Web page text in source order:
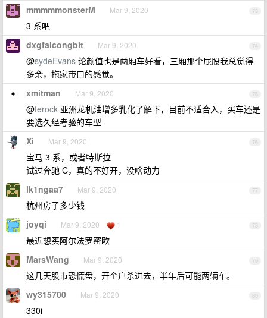
73
mmmmmonsterM Mar 9, 2020
3 系吧
74
dxgfalcongbit Mar 9, 2020
@sydeEvans 论颜值也是两厢车好看，三厢那个屁股我总觉得
多余，拖家带口的感觉。
75
xmitman Mar 9, 2020
@ferock 亚洲龙机油增多乳化了解下，目前不适合入，买车还是
要选久经考验的车型
76
Xi Mar 9, 2020
宝马 3 系，或者特斯拉
试过奔驰 C，真的不好开，没啥动力
77
lk1ngaa7 Mar 9, 2020
杭州房子多少钱
78
joyqi Mar 9, 2020 1
最近想买阿尔法罗密欧
79
MarsWang Mar 9, 2020
这几天股市恐慌盘，开个户杀进去，半年后可能两辆车。
80
wy315700 Mar 9, 2020
330i